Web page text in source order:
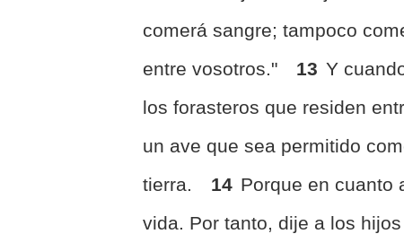
comerá sangre; tampoco
entre vosotros."
13 Y
los forasteros que residen
un ave que sea permitido
tierra.
14 Porque en cuanto
vida. Por tanto, dije a los